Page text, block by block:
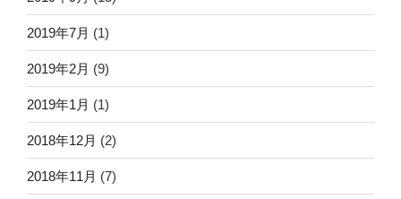
2019年7月 (1)
2019年2月 (9)
2019年1月 (1)
2018年12月 (2)
2018年11月 (7)